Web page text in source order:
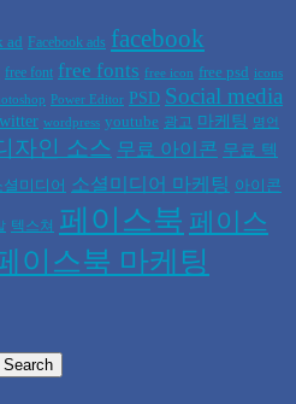
ad Facebook ads facebook
free font free fonts free icon free psd icons
Power Editor PSD Social media
wordpress youtube 광고 마케팅 명언
자인 소스 무료 아이콘 무료 텍
셜미디어 소셜미디어 마케팅 아이콘
텍스쳐 페이스북 페이스
이스북 마케팅